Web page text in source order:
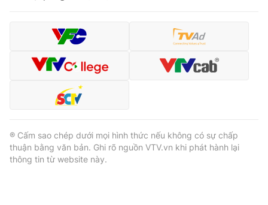
® Cấm sao chép dưới mọi hình thức nếu không có sự chấp
thuận bằng văn bản. Ghi rõ nguồn VTV.vn khi phát hành lại
thông tin từ website này.